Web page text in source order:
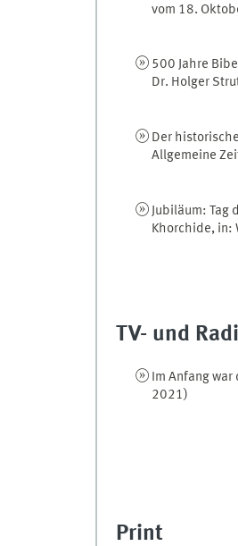
vom 18.
500 Jahre
Dr. Holger
Der
Allgemeine
Jubiläum:
Khorchide, in:
TV- und
Im Anfang
2021)
Print